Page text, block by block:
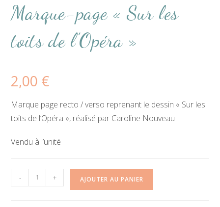
Marque-page « Sur les
toits de l’Opéra »
2,00 €
Marque page recto / verso reprenant le dessin « Sur les
toits de l’Opéra », réalisé par Caroline Nouveau
Vendu à l’unité
quantité
de
- + AJOUTER AU PANIER